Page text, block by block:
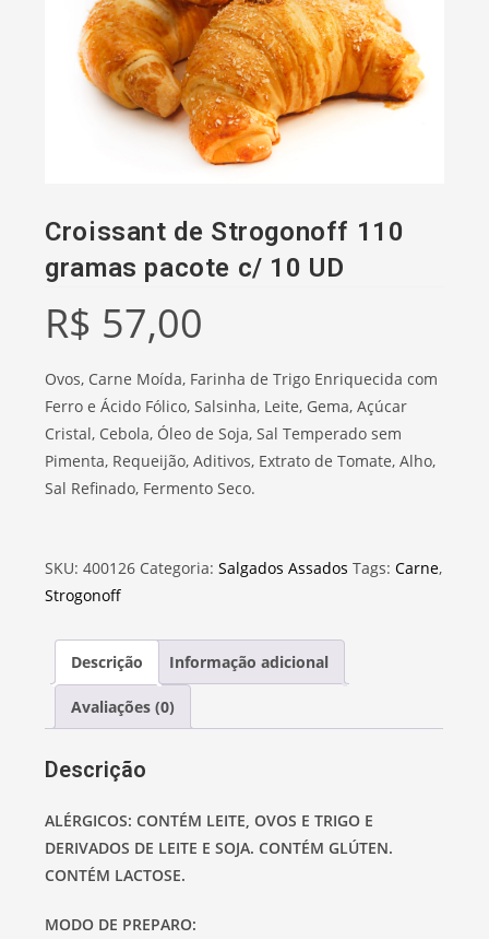
Croissant de Strogonoff 110
gramas pacote c/ 10 UD
R$ 57,00
Ovos, Carne Moída, Farinha de Trigo Enriquecida com
Ferro e Ácido Fólico, Salsinha, Leite, Gema, Açúcar
Cristal, Cebola, Óleo de Soja, Sal Temperado sem
Pimenta, Requeijão, Aditivos, Extrato de Tomate, Alho,
Sal Refinado, Fermento Seco.
SKU:400126 Categoria:Salgados Assados Tags:Carne,
Strogonoff
Descrição Informação adicional
Avaliações (0)
Descrição
ALÉRGICOS: CONTÉM LEITE, OVOS E TRIGO E
DERIVADOS DE LEITE E SOJA. CONTÉM GLÚTEN.
CONTÉM LACTOSE.
MODO DE PREPARO: